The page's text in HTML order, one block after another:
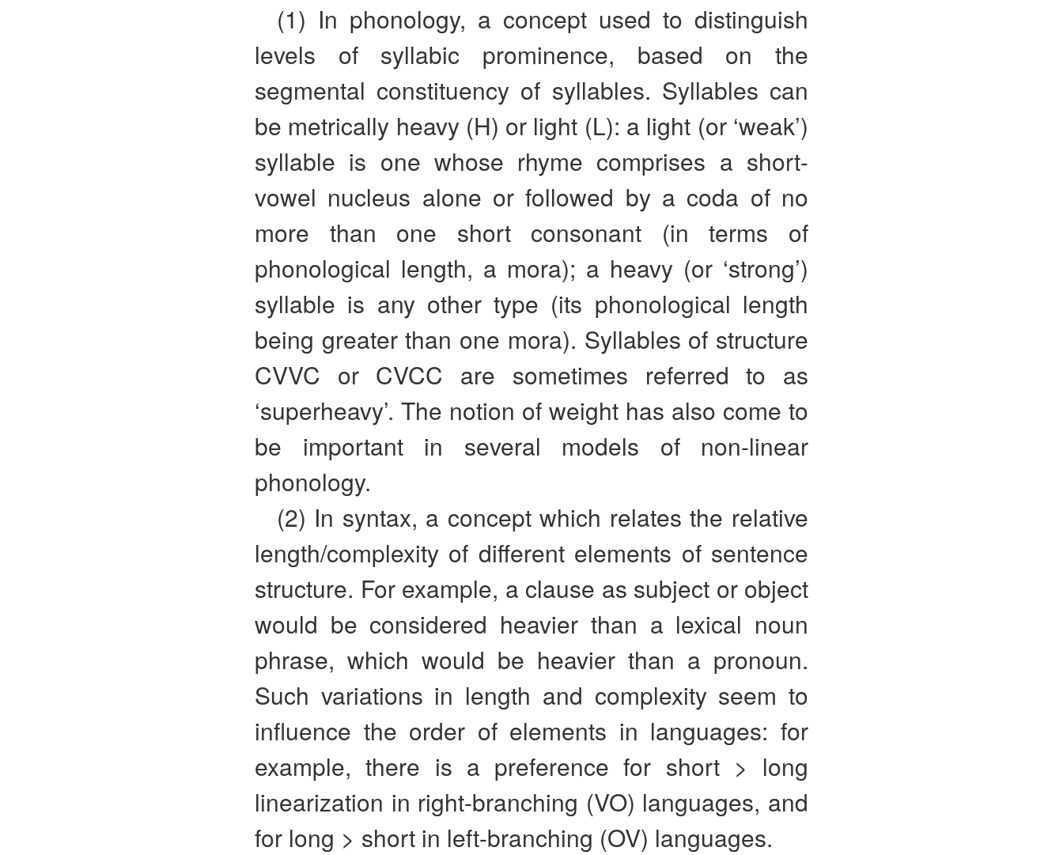
(1) In phonology, a concept used to distinguish
levels of syllabic prominence, based on the
segmental constituency of syllables. Syllables can
be metrically heavy (H) or light (L): a light (or ‘weak’)
syllable is one whose rhyme comprises a short-
vowel nucleus alone or followed by a coda of no
more than one short consonant (in terms of
phonological length, a mora); a heavy (or ‘strong’)
syllable is any other type (its phonological length
being greater than one mora). Syllables of structure
CVVC or CVCC are sometimes referred to as
‘superheavy’. The notion of weight has also come to
be important in several models of non-linear
phonology.
(2) In syntax, a concept which relates the relative
length/complexity of different elements of sentence
structure. For example, a clause as subject or object
would be considered heavier than a lexical noun
phrase, which would be heavier than a pronoun.
Such variations in length and complexity seem to
influence the order of elements in languages: for
example, there is a preference for short > long
linearization in right-branching (VO) languages, and
for long > short in left-branching (OV) languages.